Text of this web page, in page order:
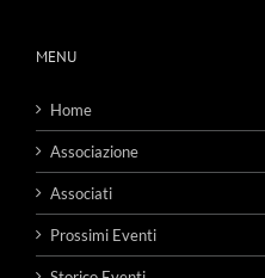
MENU
Home
Associazione
Associati
Prossimi Eventi